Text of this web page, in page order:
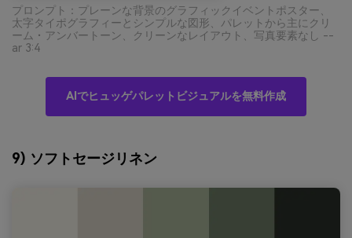
プロンプト：プレーンな背景のグラフィックイベントポスター、
太字タイポグラフィーとシンプルな図形、パレットから主にクリ
ーム・アンバートーン、クリーンなレイアウト、写真要素なし --
ar 3:4
AIでヒュッゲパレットビジュアルを無料作成
9) ソフトセージリネン